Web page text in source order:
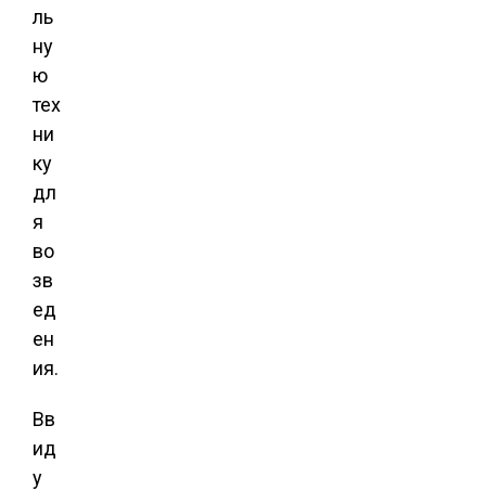
ль
ну
ю
тех
ни
ку
дл
я
во
зв
ед
ен
ия.
Вв
ид
у